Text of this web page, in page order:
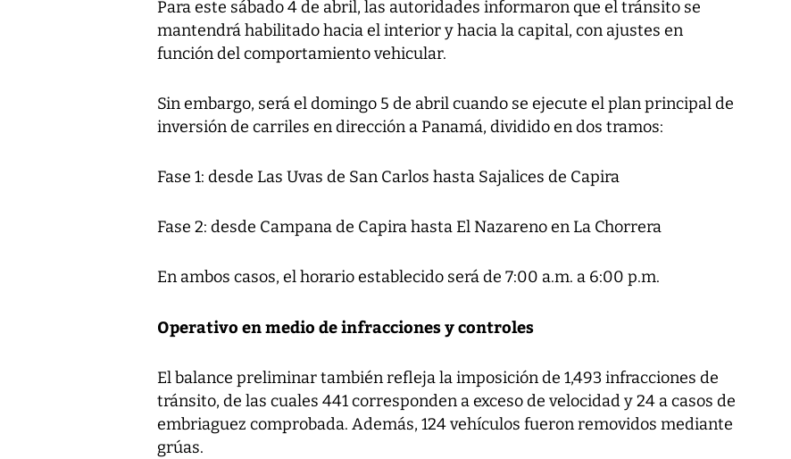
Para este sábado 4 de abril, las autoridades informaron que el tránsito se
mantendrá habilitado hacia el interior y hacia la capital, con ajustes en
función del comportamiento vehicular.
Sin embargo, será el domingo 5 de abril cuando se ejecute el plan principal de
inversión de carriles en dirección a Panamá, dividido en dos tramos:
Fase 1: desde Las Uvas de San Carlos hasta Sajalices de Capira
Fase 2: desde Campana de Capira hasta El Nazareno en La Chorrera
En ambos casos, el horario establecido será de 7:00 a.m. a 6:00 p.m.
Operativo en medio de infracciones y controles
El balance preliminar también refleja la imposición de 1,493 infracciones de
tránsito, de las cuales 441 corresponden a exceso de velocidad y 24 a casos de
embriaguez comprobada. Además, 124 vehículos fueron removidos mediante
grúas.